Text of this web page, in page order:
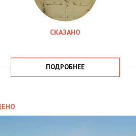
СКАЗАНО
ПОДРОБНЕЕ